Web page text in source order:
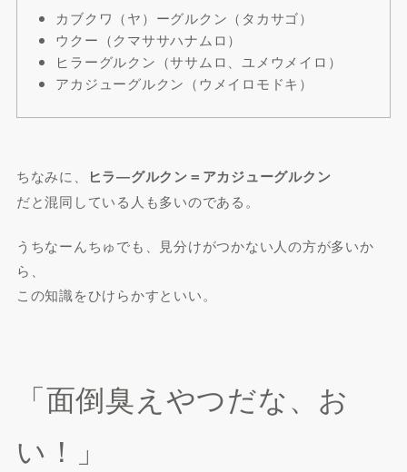
カブクワ（ヤ）ーグルクン（タカサゴ）
ウクー（クマササハナムロ）
ヒラーグルクン（ササムロ、ユメウメイロ）
アカジューグルクン（ウメイロモドキ）
ちなみに、 ヒラ―グルクン＝アカジューグルクン
だと混同している人も多いのである。
うちなーんちゅでも、見分けがつかない人の方が多いか
ら、
この知識をひけらかすといい。
「面倒臭えやつだな、お
い！」